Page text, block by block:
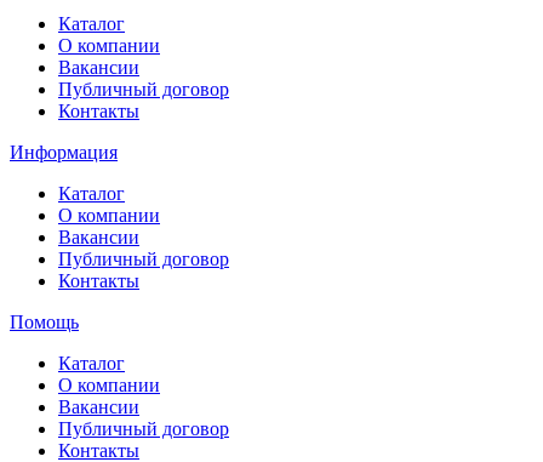
Каталог
О компании
Вакансии
Публичный договор
Контакты
Информация
Каталог
О компании
Вакансии
Публичный договор
Контакты
Помощь
Каталог
О компании
Вакансии
Публичный договор
Контакты